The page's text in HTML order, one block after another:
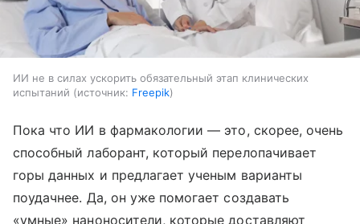
ИИ не в силах ускорить обязательный этап клинических
испытаний
источник: Freepik
Пока что ИИ в фармакологии — это, скорее, очень
способный лаборант, который перелопачивает
горы данных и предлагает ученым варианты
поудачнее. Да, он уже помогает создавать
«умные» наноносители, которые доставляют